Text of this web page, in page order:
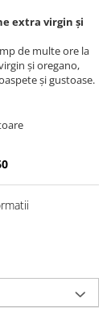
extra virgin și
de multe ore la
și oregano,
și gustoase.